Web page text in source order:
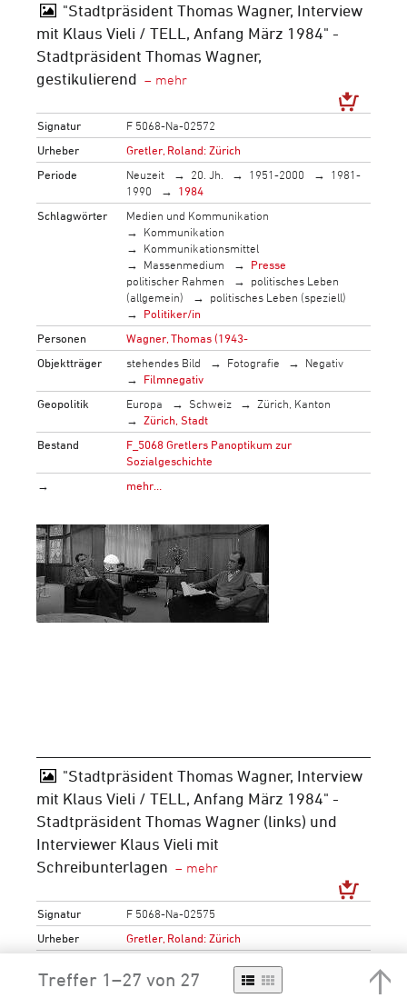
"Stadtpräsident Thomas Wagner, Interview
mit Klaus Vieli / TELL, Anfang März 1984" -
Stadtpräsident Thomas Wagner,
gestikulierend
Signatur
F 5068-Na-02572
Urheber
Gretler, Roland: Zürich
Periode
Neuzeit 20. Jh. 1951-2000
1981-
1990
1984
Schlagwörter
Medien und Kommunikation
Kommunikation
Kommunikationsmittel
Massenmedium
Presse
politischer Rahmen
politisches Leben
(allgemein)
politisches Leben (speziell)
Politiker/in
Personen
Wagner, Thomas (1943-
Objektträger
stehendes Bild Fotografie
Negativ
Filmnegativ
Geopolitik
Europa Schweiz
Zürich, Kanton
Zürich, Stadt
Bestand
F_5068 Gretlers Panoptikum zur
Sozialgeschichte
→
mehr…
"Stadtpräsident Thomas Wagner, Interview
mit Klaus Vieli / TELL, Anfang März 1984" -
Stadtpräsident Thomas Wagner (links) und
Interviewer Klaus Vieli mit
Schreibunterlagen
Signatur
F 5068-Na-02575
Urheber
Gretler, Roland: Zürich
1990
1984
Treffer 1–27 von 27